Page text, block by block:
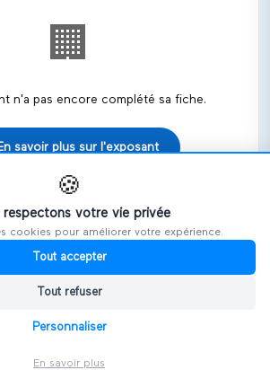
🏢
n'a pas encore complété sa fiche.
savoir plus sur l'exposant
exposant sur les salons
🍪
respectons votre vie privée
cookies pour améliorer votre expérience.
Tout accepter
Tout refuser
Personnaliser
En savoir plus